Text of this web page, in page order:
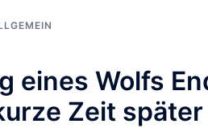
eines Wolfs
Zeit